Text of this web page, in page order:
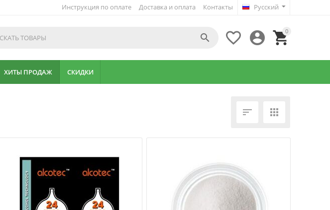
Русский
Инструкция по оплате Доставка и оплата Контакты
0




ХИТЫ ПРОДАЖ СКИДКИ
 